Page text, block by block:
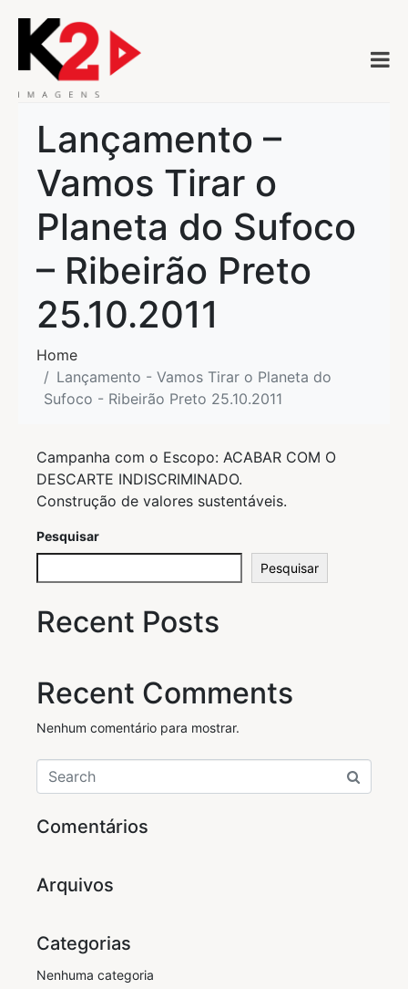
Lançamento –
Vamos Tirar o
Planeta do Sufoco
– Ribeirão Preto
25.10.2011
Home
Lançamento - Vamos Tirar o Planeta do
Sufoco - Ribeirão Preto 25.10.2011
Campanha com o Escopo: ACABAR COM O
DESCARTE INDISCRIMINADO.
Construção de valores sustentáveis.
Pesquisar
Pesquisar
Recent Posts
Recent Comments
Nenhum comentário para mostrar.
Comentários
Arquivos
Categorias
Nenhuma categoria